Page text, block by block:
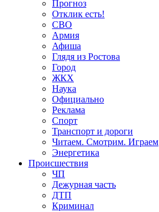
Прогноз
Отклик есть!
СВО
Армия
Афиша
Глядя из Ростова
Город
ЖКХ
Наука
Официально
Реклама
Спорт
Транспорт и дороги
Читаем. Смотрим. Играем
Энергетика
Происшествия
ЧП
Дежурная часть
ДТП
Криминал